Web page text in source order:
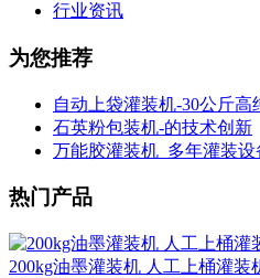
行业资讯
为您推荐
自动上袋灌装机-30公斤高
石英粉包装机-的技术创新
万能胶灌装机_多年灌装设
热门产品
200kg油墨灌装机 人工上桶灌